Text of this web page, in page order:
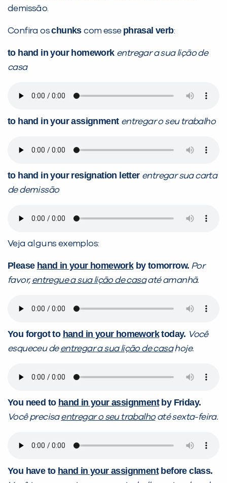
demissão.
Confira oschunkscom esse phrasal verb:
to hand in your homework entregar a sua lição de
casa
to hand in your assignment entregar o seu trabalho
to hand in your resignation letter entregar sua carta
de demissão
Veja alguns exemplos:
Please hand in your homeworkby tomorrow. Por
favor, entregue a sua lição de casaaté amanhã.
You forgot to hand in your homeworktoday. Você
esqueceu deentregar a sua lição de casahoje.
You need to hand in your assignmentby Friday.
Você precisaentregar o seu trabalhoaté sexta-feira.
You have to hand in your assignmentbefore class.